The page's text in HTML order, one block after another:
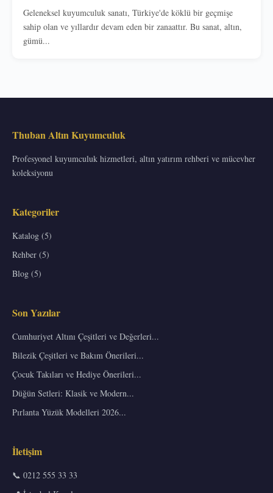
Geleneksel kuyumculuk sanatı, Türkiye'de köklü bir geçmişe
sahip olan ve yıllardır devam eden bir zanaattır. Bu sanat, altın,
gümü...
Thuban Altın Kuyumculuk
Profesyonel kuyumculuk hizmetleri, altın yatırım rehberi ve mücevher
koleksiyonu
Kategoriler
Katalog (5)
Rehber (5)
Blog (5)
Son Yazılar
Cumhuriyet Altını Çeşitleri ve Değerleri...
Bilezik Çeşitleri ve Bakım Önerileri...
Çocuk Takıları ve Hediye Önerileri...
Düğün Setleri: Klasik ve Modern...
Pırlanta Yüzük Modelleri 2026...
İletişim
📞 0212 555 33 33